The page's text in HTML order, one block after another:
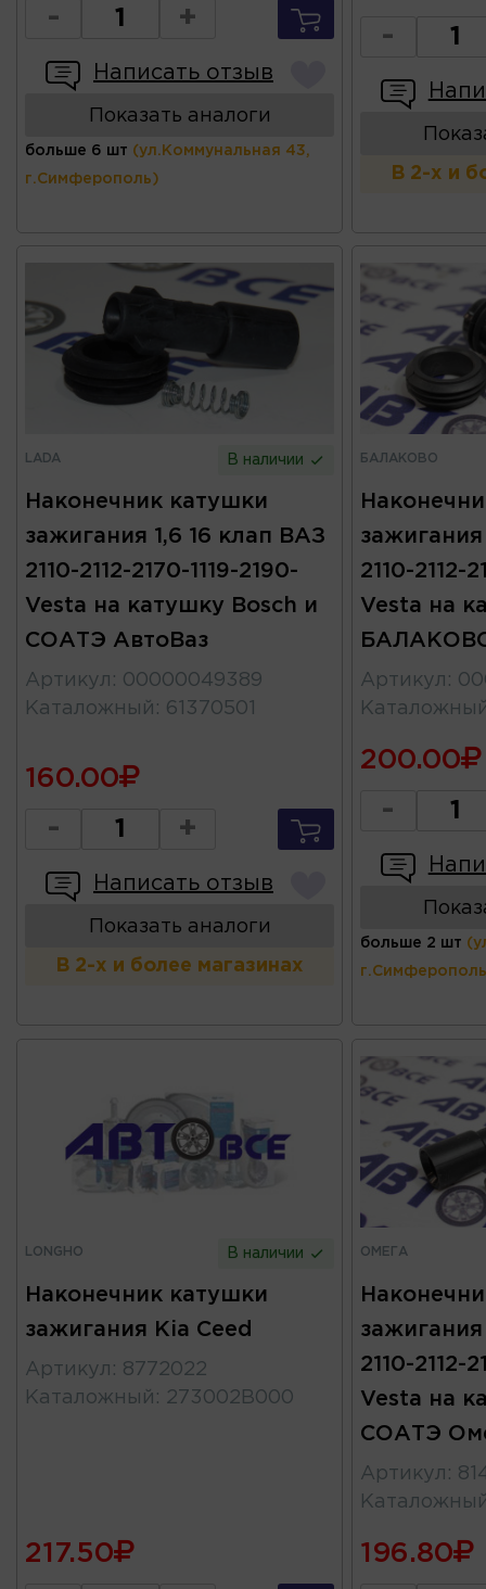
- +
Написать отзыв
Показать аналоги
больше 6 шт (ул.Коммунальная 43,
г.Симферополь)
-
В 2-х и
LADA В наличии
Наконечник катушки
зажигания 1,6 16 клап ВАЗ
2110-2112-2170-1119-2190-
Vesta на катушку Bosch и
СОАТЭ АвтоВаз
Артикул : 00000049389
Каталожный : 61370501
160.00
- +
Написать отзыв
Показать аналоги
В 2-х и более магазинах
БАЛАКОВО
2110-2112-
Vesta на
Артикул :
200.00
-
больше 2 шт
LONGHO В наличии
Наконечник катушки
зажигания Kia Ceed
Артикул : 8772022
Каталожный : 273002B000
217.50
ОМЕГА
2110-2112-
Vesta на
СОАТЭ
Артикул :
196.80